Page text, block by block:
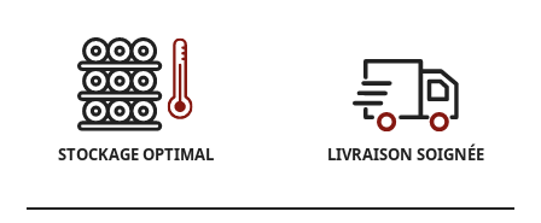
STOCKAGE OPTIMAL LIVRAISON SOIGNÉE